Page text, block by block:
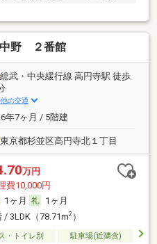
中野 ２番館
総武・中央緩行線 高円寺駅 徒歩
の交通
年7ヶ月 / 5階建
東京都杉並区高円寺北１丁目
万円
費10,000円
1ヶ月
1ヶ月
/ 3LDK（78.71m2）
・トイレ別
駐車場(近隣含)